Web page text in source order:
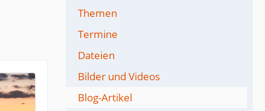
Themen
Termine
Dateien
Bilder und Videos
Blog-Artikel